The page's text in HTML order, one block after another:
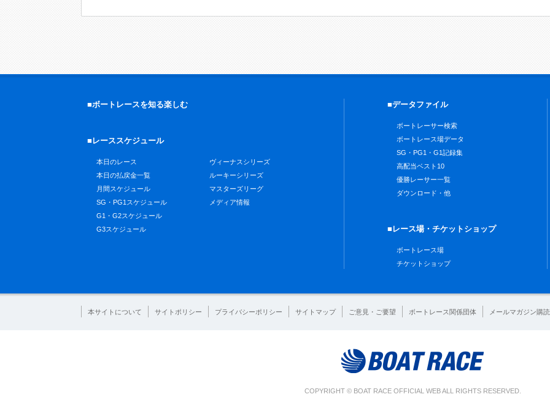
■ボートレースを知る楽しむ
■レーススケジュール
本日のレース
本日の払戻金一覧
月間スケジュール
SG・PG1スケジュール
G1・G2スケジュール
G3スケジュール
ヴィーナスシリーズ
ルーキーシリーズ
マスターズリーグ
メディア情報
■データファイル
ボートレーサー検索
ボートレース場データ
SG・PG1・G1記録集
高配当ベスト10
優勝レーサー一覧
ダウンロード・他
■レース場・チケットショップ
ボートレース場
チケットショップ
本サイトについて サイトポリシー プライバシーポリシー サイトマップ ご意見・ご要望 ボートレース関係団体 メールマガジン購読
COPYRIGHT © BOAT RACE OFFICIAL WEB ALL RIGHTS RESERVED.